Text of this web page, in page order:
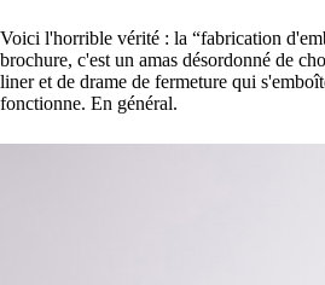
Voici l'horrible vérité : la “fabrication
brochure, c'est un amas désordonné de
liner et de drame de fermeture qui
fonctionne. En général.